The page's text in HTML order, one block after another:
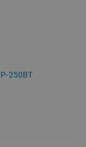
250BT